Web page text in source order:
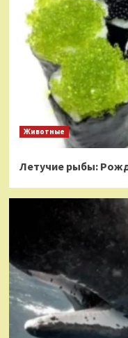
Животные
Летучие рыбы: